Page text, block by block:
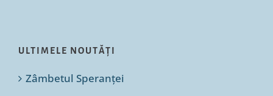
ULTIMELE NOUTĂȚI
Zâmbetul Speranței